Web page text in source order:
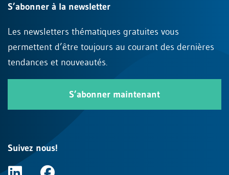
S’abonner à la newsletter
Les newsletters thématiques gratuites vous
permettent d’être toujours au courant des dernières
tendances et nouveautés.
S’abonner maintenant
Suivez nous!